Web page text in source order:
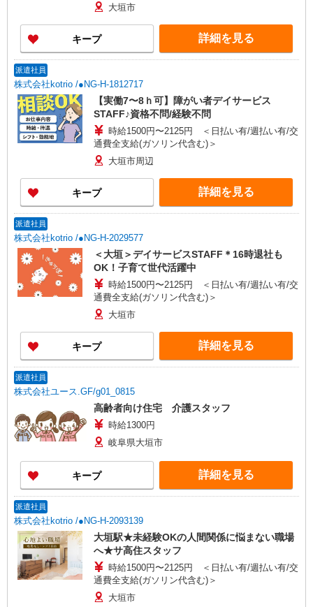
大垣市
キープ 詳細を見る
派遣社員
株式会社kotrio /●NG-H-1812717
【実働7〜8ｈ可】障がい者デイサービス
STAFF♪資格不問/経験不問
時給1500円〜2125円 ＜日払い有/週払い有/交
通費全支給(ガソリン代含む)＞
大垣市周辺
キープ 詳細を見る
派遣社員
株式会社kotrio /●NG-H-2029577
＜大垣＞デイサービスSTAFF＊16時退社も
OK！子育て世代活躍中
時給1500円〜2125円 ＜日払い有/週払い有/交
通費全支給(ガソリン代含む)＞
大垣市
キープ 詳細を見る
派遣社員
株式会社ユース.GF/g01_0815
高齢者向け住宅 介護スタッフ
時給1300円
岐阜県大垣市
キープ 詳細を見る
派遣社員
株式会社kotrio /●NG-H-2093139
大垣駅★未経験OKの人間関係に悩まない職場
へ★サ高住スタッフ
時給1500円〜2125円 ＜日払い有/週払い有/交
通費全支給(ガソリン代含む)＞
大垣市